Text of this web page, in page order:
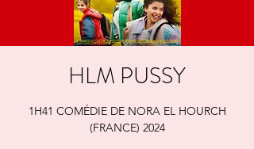
HLM PUSSY
1H41 COMÉDIE DE NORA EL HOURCH
(FRANCE) 2024